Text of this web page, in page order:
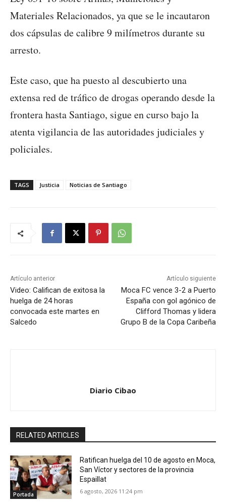
Materiales Relacionados, ya que se le incautaron
dos cápsulas de calibre 9 milímetros durante su
arresto.
Este caso, que ha puesto al descubierto una
extensa red de tráfico de drogas operando desde la
frontera hasta Santiago, sigue en curso bajo la
atenta vigilancia de las autoridades judiciales y
policiales.
TAGS Justicia Noticias de Santiago
Artículo anterior
Video: Califican de exitosa la
huelga de 24 horas
convocada este martes en
Salcedo
Artículo siguiente
Moca FC vence 3-2 a Puerto
España con gol agónico de
Clifford Thomas y lidera
Grupo B de la Copa Caribeña
Diario Cibao
RELATED ARTICLES
Portada
Ratifican huelga del 10 de agosto en Moca,
San Víctor y sectores de la provincia
Espaillat
6 agosto, 2026 11:24 pm